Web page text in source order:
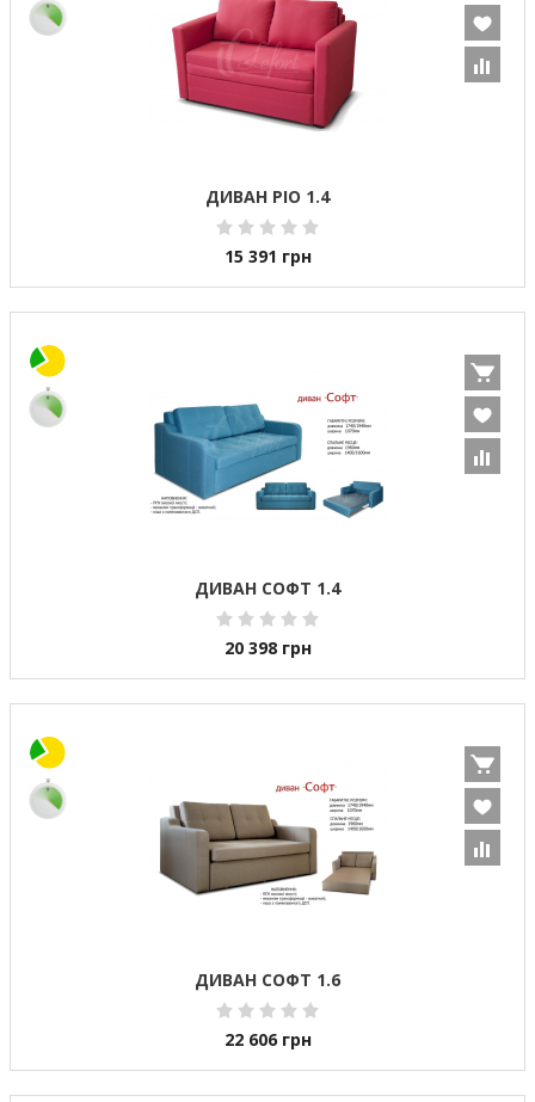
ДИВАН РІО 1.4
15 391 грн
ДИВАН СОФТ 1.4
20 398 грн
ДИВАН СОФТ 1.6
22 606 грн